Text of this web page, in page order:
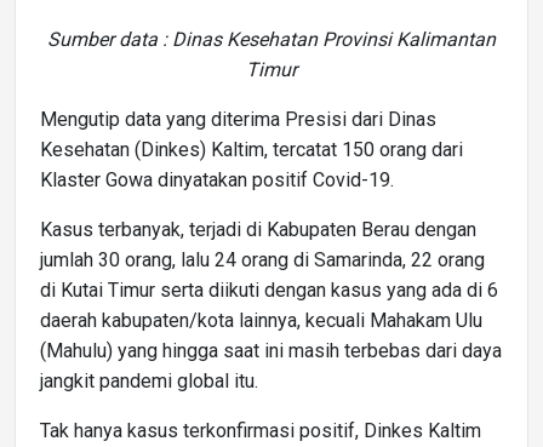
Sumber data : Dinas Kesehatan Provinsi Kalimantan
Timur
Mengutip data yang diterima Presisi dari Dinas
Kesehatan (Dinkes) Kaltim, tercatat 150 orang dari
Klaster Gowa dinyatakan positif Covid-19.
Kasus terbanyak, terjadi di Kabupaten Berau dengan
jumlah 30 orang, lalu 24 orang di Samarinda, 22 orang
di Kutai Timur serta diikuti dengan kasus yang ada di 6
daerah kabupaten/kota lainnya, kecuali Mahakam Ulu
(Mahulu) yang hingga saat ini masih terbebas dari daya
jangkit pandemi global itu.
Tak hanya kasus terkonfirmasi positif, Dinkes Kaltim